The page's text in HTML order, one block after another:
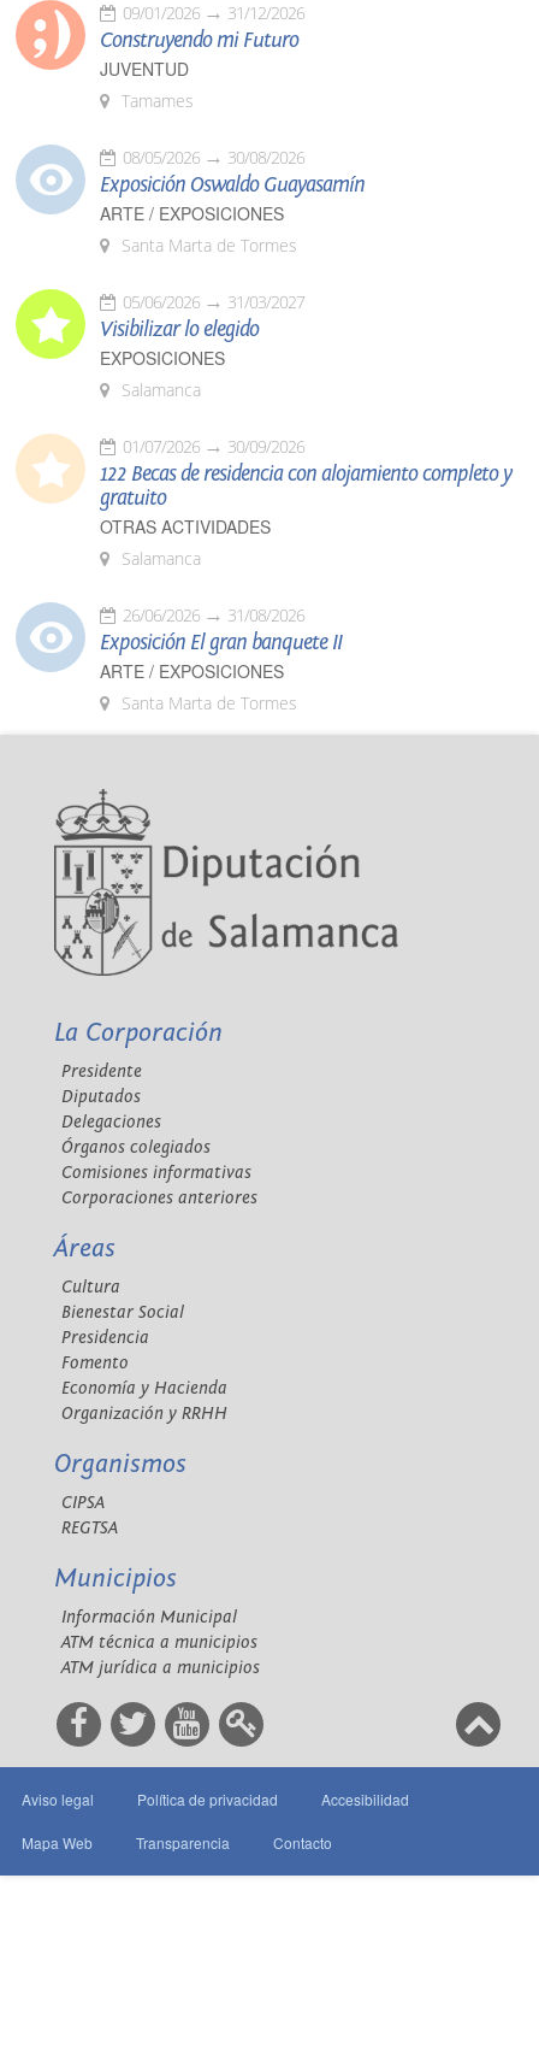
09/01/2026 31/12/2026
Construyendo mi Futuro
JUVENTUD
Tamames
08/05/2026 30/08/2026
Exposición Oswaldo Guayasamín
ARTE / EXPOSICIONES
Santa Marta de Tormes
05/06/2026 31/03/2027
Visibilizar lo elegido
EXPOSICIONES
Salamanca
01/07/2026 30/09/2026
122 Becas de residencia con alojamiento completo y
gratuito
OTRAS ACTIVIDADES
Salamanca
26/06/2026 31/08/2026
Exposición El gran banquete II
ARTE / EXPOSICIONES
Santa Marta de Tormes
La Corporación
Presidente
Diputados
Delegaciones
Órganos colegiados
Comisiones informativas
Corporaciones anteriores
Áreas
Cultura
Bienestar Social
Presidencia
Fomento
Economía y Hacienda
Organización y RRHH
Organismos
CIPSA
REGTSA
Municipios
Información Municipal
ATM técnica a municipios
ATM jurídica a municipios
Aviso legal Política de privacidad Accesibilidad
Mapa Web Transparencia Contacto